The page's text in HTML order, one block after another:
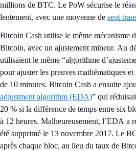
millions de BTC. Le PoW sécurise le
lentement, avec une moyenne de sept
Bitcoin Cash utilise le même mécanisme
Bitcoin, avec un ajustement mineur. Au
utilisaient le même “algorithme
pour ajuster les preuves mathématiques
de 10 minutes. Bitcoin Cash a ensuite
adjustment algorithm (EDA)” qui
20 % si la différence de temps entre six
à 12 heures. Malheureusement, l’EDA a
été supprimé le 13 novembre 2017. Le
après chaque bloc, au lieu du taux de